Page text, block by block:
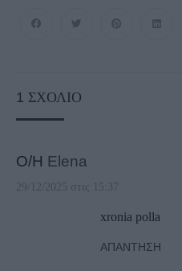
1 ΣΧΌΛΙΟ
Ο/Η Elena
29/12/2025 στις 15:37
xronia polla
ΑΠΆΝΤΗΣΗ